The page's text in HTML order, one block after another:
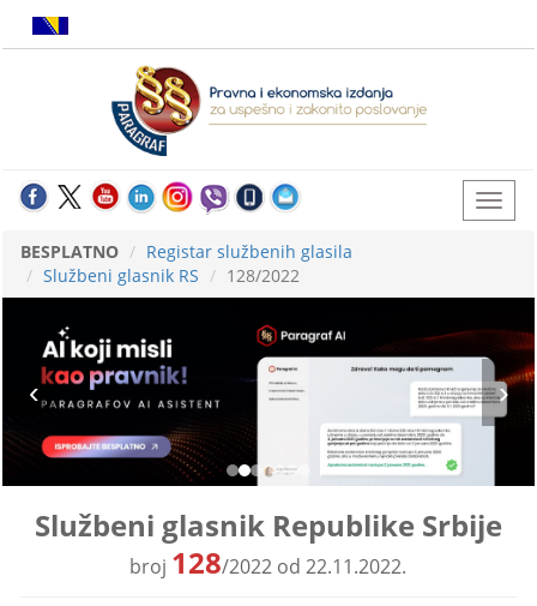
BESPLATNO
Registar službenih glasila
Službeni glasnik RS
128/2022
Službeni glasnik Republike Srbije
broj 128/2022 od 22.11.2022.